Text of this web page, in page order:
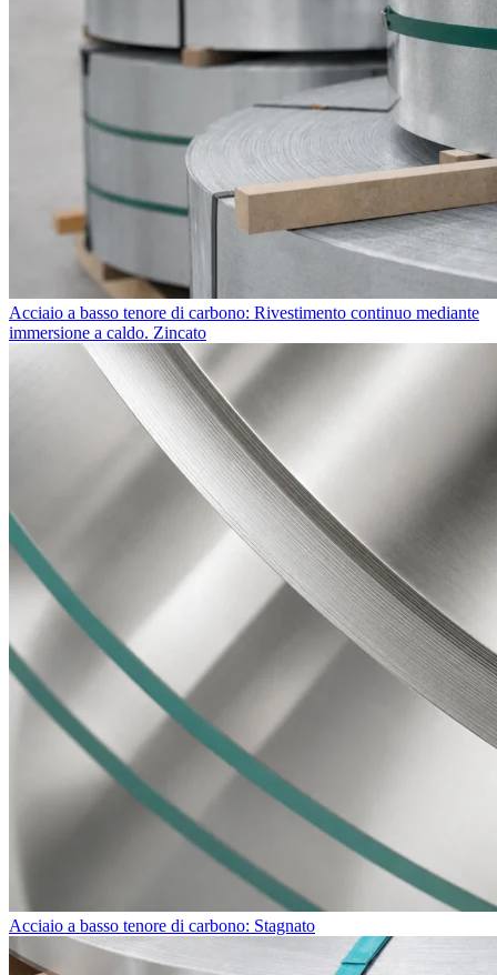
Acciaio a basso tenore di carbono: Rivestimento continuo mediante
immersione a caldo. Zincato
Acciaio a basso tenore di carbono: Stagnato